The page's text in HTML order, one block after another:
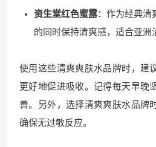
资生堂红色蜜露：作为经典清
的同时保持清爽感，适合亚洲
使用这些清爽爽肤水品牌时，建
更好地促进吸收。记得每天早晚
善。另外，选择清爽爽肤水品牌
确保无过敏反应。